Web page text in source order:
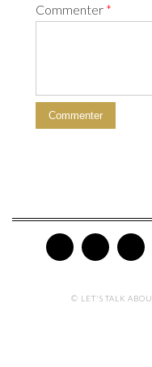
Commenter *
© LET'S TALK